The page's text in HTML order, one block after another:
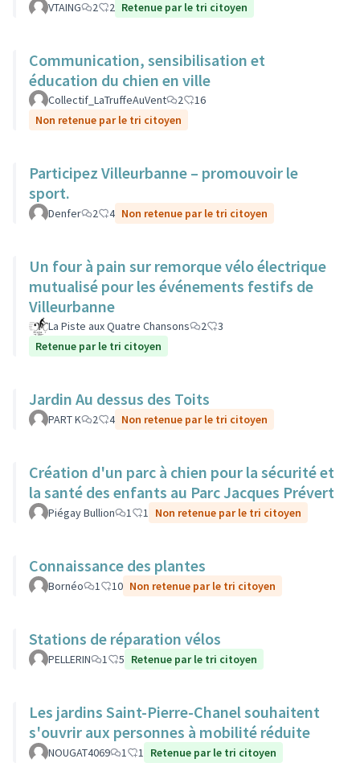
VTAING 2 2 Retenue par le tri citoyen
Communication, sensibilisation et
éducation du chien en ville
Collectif_LaTruffeAuVent 2
16
Non retenue par le tri citoyen
Participez Villeurbanne – promouvoir le
sport.
Denfer 2 4 Non retenue par le tri citoyen
Un four à pain sur remorque vélo électrique
mutualisé pour les événements festifs de
Villeurbanne
La Piste aux Quatre Chansons 2
3
Retenue par le tri citoyen
Jardin Au dessus des Toits
PART K 2 4 Non retenue par le tri citoyen
Création d'un parc à chien pour la sécurité et
la santé des enfants au Parc Jacques Prévert
Piégay Bullion 1 1 Non retenue par le tri citoyen
Connaissance des plantes
Bornéo 1 10 Non retenue par le tri citoyen
Stations de réparation vélos
PELLERIN 1 5 Retenue par le tri citoyen
Les jardins Saint-Pierre-Chanel souhaitent
s'ouvrir aux personnes à mobilité réduite
NOUGAT4069 1 1 Retenue par le tri citoyen